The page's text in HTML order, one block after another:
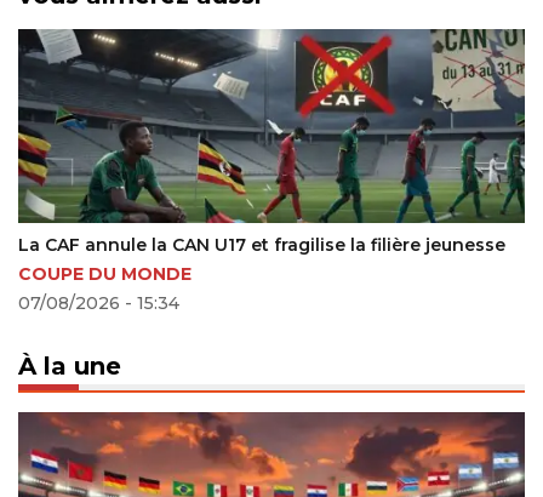
Chelsea frappe fort avec le transfert de Marco Palestra,
premier signal fort de l’ère Xabi Alonso
FOOTBALL INTERNATIONAL
À la une